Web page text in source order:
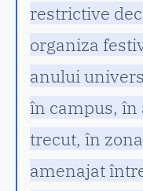
restrictive
organiza
anului
în campus, în
trecut, în
amenajat